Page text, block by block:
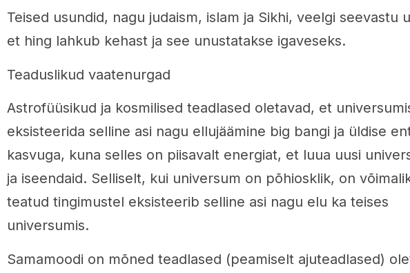
Teised usundid, nagu judaism, islam ja Sikhi, veelgi seevastu
et hing lahkub kehast ja see unustatakse igaveseks.
Teaduslikud vaatenurgad
Astrofüüsikud ja kosmilised teadlased oletavad, et
eksisteerida selline asi nagu ellujäämine big bangi ja üldise
kasvuga, kuna selles on piisavalt energiat, et luua uusi
ja iseendaid. Selliselt, kui universum on põhiosklik, on
teatud tingimustel eksisteerib selline asi nagu elu ka teises
universumis.
Samamoodi on mõned teadlased (peamiselt ajuteadlased)